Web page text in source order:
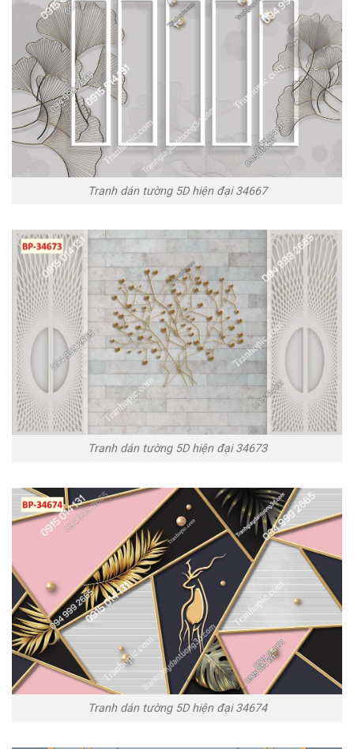
Tranh dán tường 5D hiện đại 34667
Tranh dán tường 5D hiện đại 34673
Tranh dán tường 5D hiện đại 34674